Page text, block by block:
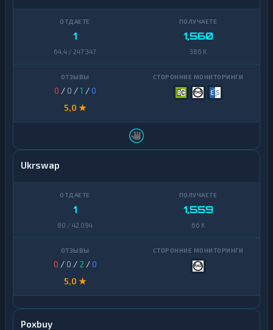
1
64,4 / 247 347
1,560
386 K
0 / 0 /1 /0
5,0 ★
Ukrswap
1
80 / 42 094
1,559
66 K
0 / 0 / 2 /0
5,0 ★
Poxbuy